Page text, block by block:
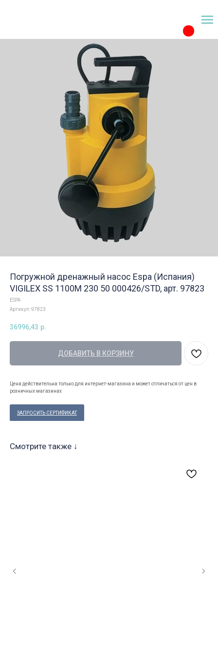
Погружной дренажный насос Espa (Испания)
VIGILEX SS 1100M 230 50 000426/STD, арт. 97823
ESPA
Артикул:97823
36996,43 р.
ДОБАВИТЬ В КОРЗИНУ
Цена действительна только для интернет-магазина и может отличаться от цен в
розничных магазинах
ЗАПРОСИТЬ СЕРТИФИКАТ
Смотрите также ↓